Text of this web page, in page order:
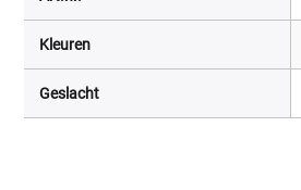
Kleuren
Geslacht